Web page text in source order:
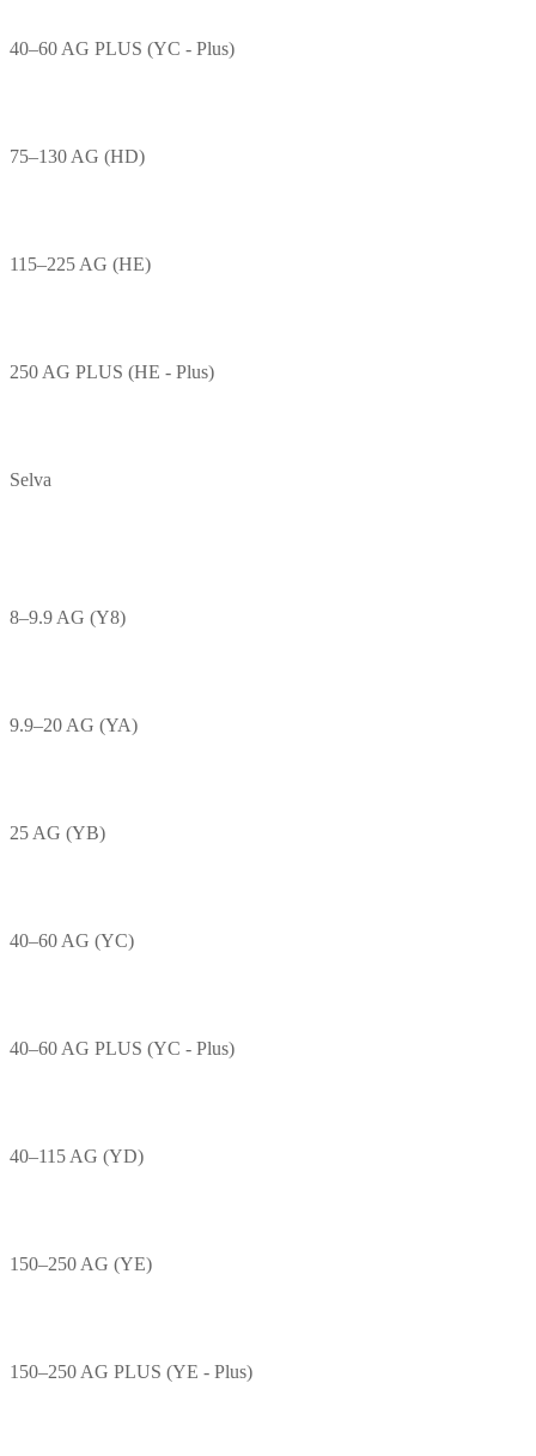
40–60 AG PLUS (YC - Plus)
75–130 AG (HD)
115–225 AG (HE)
250 AG PLUS (HE - Plus)
Selva
8–9.9 AG (Y8)
9.9–20 AG (YA)
25 AG (YB)
40–60 AG (YC)
40–60 AG PLUS (YC - Plus)
40–115 AG (YD)
150–250 AG (YE)
150–250 AG PLUS (YE - Plus)